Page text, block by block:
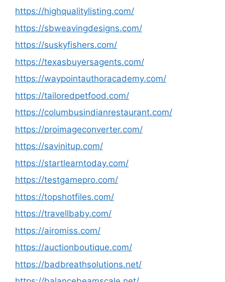
https://highqualitylisting.com/
https://sbweavingdesigns.com/
https://suskyfishers.com/
https://texasbuyersagents.com/
https://waypointauthoracademy.com/
https://tailoredpetfood.com/
https://columbusindianrestaurant.com/
https://proimageconverter.com/
https://savinitup.com/
https://startlearntoday.com/
https://testgamepro.com/
https://topshotfiles.com/
https://travellbaby.com/
https://airomiss.com/
https://auctionboutique.com/
https://badbreathsolutions.net/